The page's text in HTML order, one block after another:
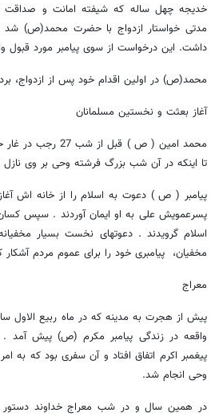
خدیجه چهل ساله که شیفته امانت و
مدتی خواستار ازدواج با حضرت محمد(ص)
داشت. این درخواست از سوی پیامبر مورد قبول
محمد(ص) در اولین اقدام خود پس از ازدواج،
آغاز بعثت و نخستین مسلمانان
محمد امین ( ص ) قبل
تا اینکه در آن شب بزرگ فرشته وحی بر وی
پیامبر ( ص ) دعوت به اسلام را از خانه اش
پسرعمویش علی به او ایمان آوردند . سپس
اسلام گرویدند . دعوتهای نخست بسیار
مخفیان، پیامبری خود را برای عموم مردم آشکار
معراج
پیش از هجرت به مدینه که در ماه ربیع الاول
واقعه در زندگی پیامبر مکرم (ص) پیش
پیغمبر اکرم اتفاق افتاد و آن سفری بود که به
وحی انجام شد.
در همین سال و در شب معراج خداوند دستور